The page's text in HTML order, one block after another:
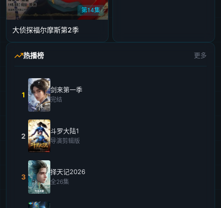
第14集
大侦探福尔摩斯第2季
热播榜 更多
1
剑来第一季
完结
2
斗罗大陆1
导演剪辑版
3
择天记2026
全26集